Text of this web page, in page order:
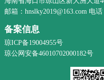
邮箱：hnslky2019@163.com 电话
备案信息
琼ICP备19004955号
琼公网安备46010702000182号